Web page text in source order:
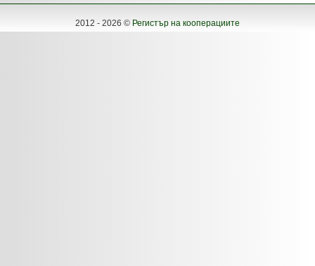
2012 - 2026 © Регистър на кооперациите